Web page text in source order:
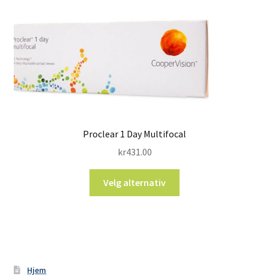
Proclear 1 Day Multifocal
kr431.00
Velg alternativ
Hjem